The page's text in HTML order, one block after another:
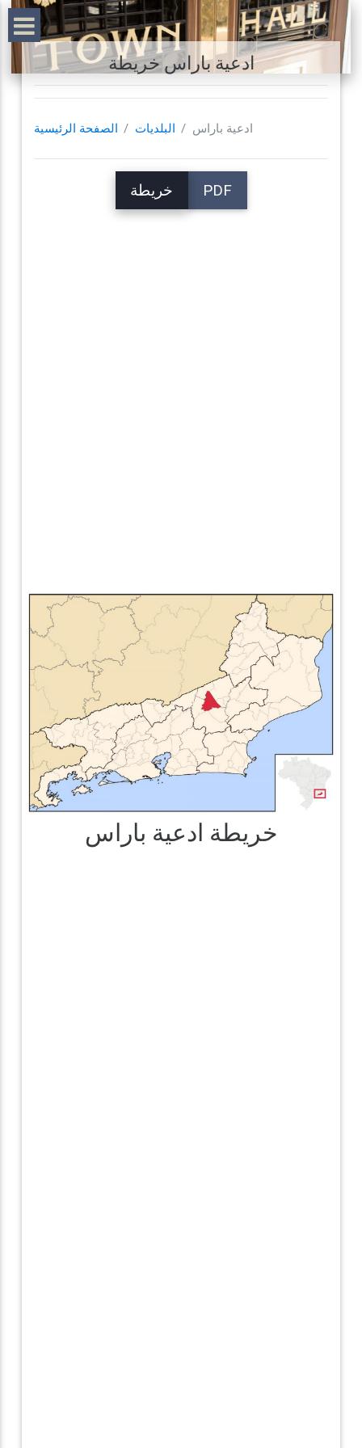
ادعية باراس خريطة
الصفحة الرئيسية البلديات ادعية باراس
خريطة PDF
خريطة ادعية باراس